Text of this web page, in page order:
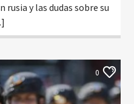
rusia y las dudas sobre su
0